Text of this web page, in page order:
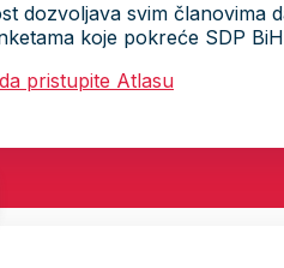
dozvoljava svim članovima
koje pokreće SDP
pristupite Atlasu